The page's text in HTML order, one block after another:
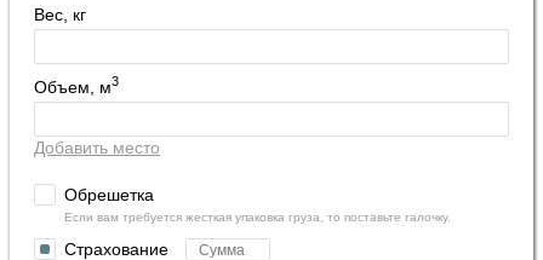
Вес, кг
Объем, м3
Добавить место
Обрешетка
Если вам требуется жесткая упаковка груза, то поставьте галочку.
Страхование